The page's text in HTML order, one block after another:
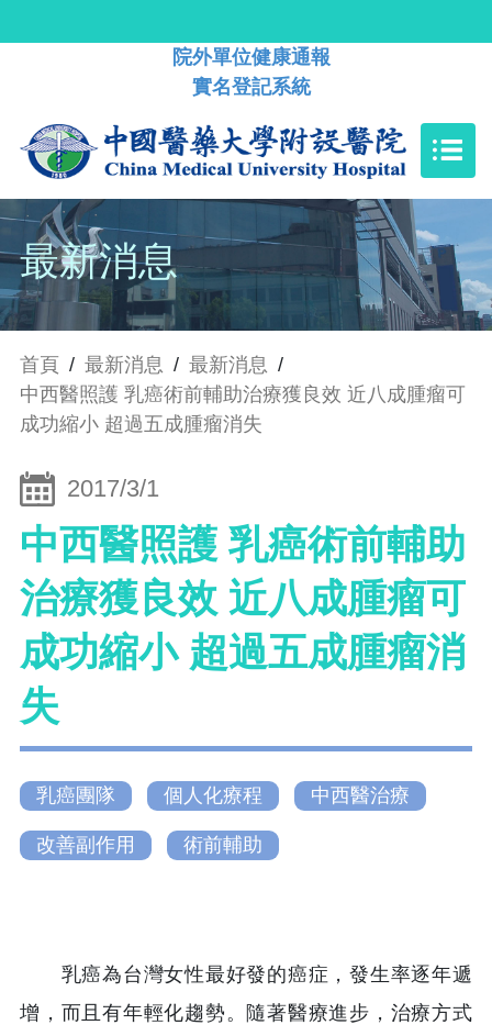
院外單位健康通報
實名登記系統
最新消息
首頁 / 最新消息 / 最新消息 /
中西醫照護 乳癌術前輔助治療獲良效 近八成腫瘤可
成功縮小 超過五成腫瘤消失
2017/3/1
中西醫照護 乳癌術前輔助
治療獲良效 近八成腫瘤可
成功縮小 超過五成腫瘤消
失
乳癌團隊 個人化療程 中西醫治療
改善副作用 術前輔助
乳癌為台灣女性最好發的癌症，發生率逐年遞
增，而且有年輕化趨勢。隨著醫療進步，治療方式